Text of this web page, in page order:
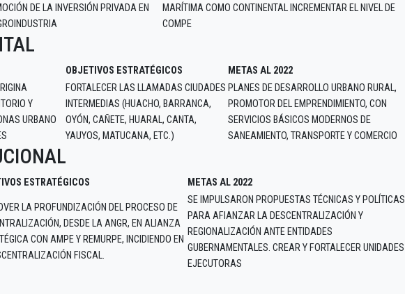
DE LA INVERSIÓN PRIVADA EN
MARÍTIMA COMO CONTINENTAL INCREMENTAR EL NIVEL DE
COMPE
OBJETIVOS ESTRATÉGICOS
METAS AL 2022
Y
URBANO
FORTALECER LAS LLAMADAS CIUDADES
INTERMEDIAS (HUACHO, BARRANCA,
OYÓN, CAÑETE, HUARAL, CANTA,
YAUYOS, MATUCANA, ETC.)
PLANES DE DESARROLLO URBANO RURAL,
PROMOTOR DEL EMPRENDIMIENTO, CON
SERVICIOS BÁSICOS MODERNOS DE
SANEAMIENTO, TRANSPORTE Y COMERCIO
ESTRATÉGICOS
METAS AL 2022
LA PROFUNDIZACIÓN DEL PROCESO DE
DESDE LA ANGR, EN ALIANZA
CON AMPE Y REMURPE, INCIDIENDO EN
FISCAL.
SE IMPULSARON PROPUESTAS TÉCNICAS Y POLÍTICAS
PARA AFIANZAR LA DESCENTRALIZACIÓN Y
REGIONALIZACIÓN ANTE ENTIDADES
GUBERNAMENTALES. CREAR Y FORTALECER UNIDADES
EJECUTORAS